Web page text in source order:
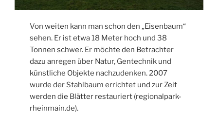
Von weiten kann man schon den „Eisenbaum“
sehen. Er ist etwa 18 Meter hoch und 38
Tonnen schwer. Er möchte den Betrachter
dazu anregen über Natur, Gentechnik und
künstliche Objekte nachzudenken. 2007
wurde der Stahlbaum errichtet und zur Zeit
werden die Blätter restauriert (regionalpark-
rheinmain.de).